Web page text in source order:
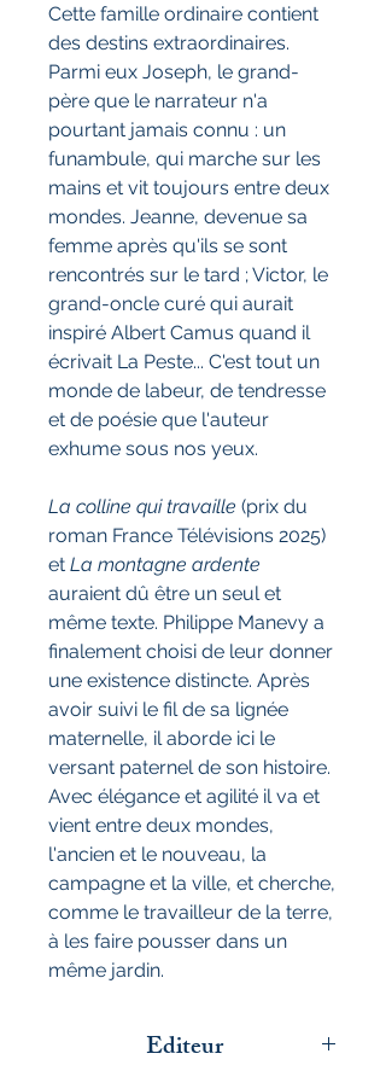
Cette famille ordinaire contient
des destins extraordinaires.
Parmi eux Joseph, le grand-
père que le narrateur n'a
pourtant jamais connu : un
funambule, qui marche sur les
mains et vit toujours entre deux
mondes. Jeanne, devenue sa
femme après qu'ils se sont
rencontrés sur le tard ; Victor, le
grand-oncle curé qui aurait
inspiré Albert Camus quand il
écrivait La Peste... C'est tout un
monde de labeur, de tendresse
et de poésie que l'auteur
exhume sous nos yeux.
La colline qui travaille (prix du
roman France Télévisions 2025)
et La montagne ardente
auraient dû être un seul et
même texte. Philippe Manevy a
finalement choisi de leur donner
une existence distincte. Après
avoir suivi le fil de sa lignée
maternelle, il aborde ici le
versant paternel de son histoire.
Avec élégance et agilité il va et
vient entre deux mondes,
l'ancien et le nouveau, la
campagne et la ville, et cherche,
comme le travailleur de la terre,
à les faire pousser dans un
même jardin.
Editeur